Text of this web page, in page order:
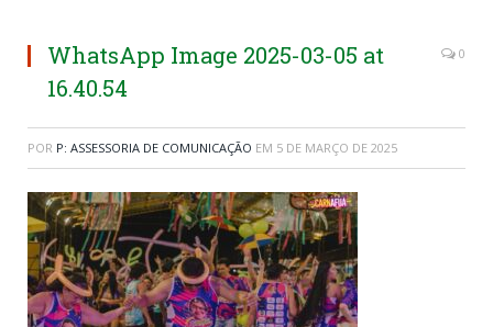
WhatsApp Image 2025-03-05 at
16.40.54
0
POR P: ASSESSORIA DE COMUNICAÇÃO EM 5 DE MARÇO DE 2025